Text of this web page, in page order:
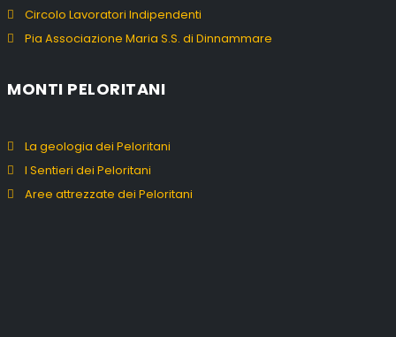
Circolo Lavoratori Indipendenti
Pia Associazione Maria S.S. di Dinnammare
MONTI PELORITANI
La geologia dei Peloritani
I Sentieri dei Peloritani
Aree attrezzate dei Peloritani